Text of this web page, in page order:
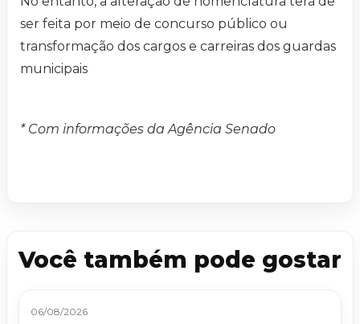
ser feita por meio de concurso público ou
transformação dos cargos e carreiras dos guardas
municipais
* Com informações da Agência Senado
Você também pode gostar
06/08/2026